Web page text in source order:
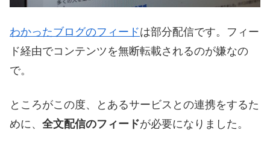
わかったブログのフィードは部分配信です。フィー
ド経由でコンテンツを無断転載されるのが嫌なの
で。
ところがこの度、とあるサービスとの連携をするた
めに、 全文配信のフィードが必要になりました。